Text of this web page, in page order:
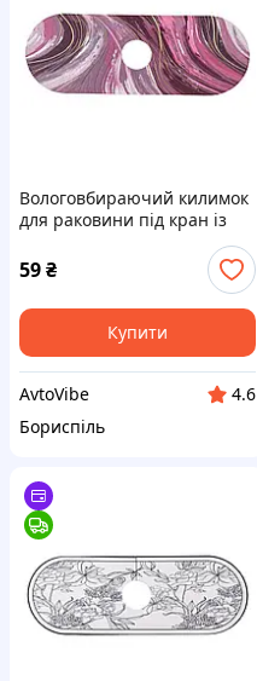
Вологовбираючий килимок
для раковини під кран із
поліестеру 37,5*13 см HP-
42-12P
59₴
Купити
AvtoVibe
4.6
Бориспіль